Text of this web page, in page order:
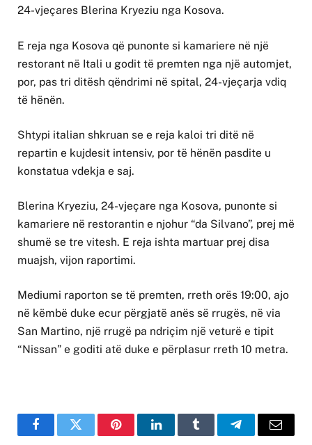
24-vjeçares Blerina Kryeziu nga Kosova.
E reja nga Kosova që punonte si kamariere në një
restorant në Itali u godit të premten nga një automjet,
por, pas tri ditësh qëndrimi në spital, 24-vjeçarja vdiq
të hënën.
Shtypi italian shkruan se e reja kaloi tri ditë në
repartin e kujdesit intensiv, por të hënën pasdite u
konstatua vdekja e saj.
Blerina Kryeziu, 24-vjeçare nga Kosova, punonte si
kamariere në restorantin e njohur “da Silvano”, prej më
shumë se tre vitesh. E reja ishta martuar prej disa
muajsh, vijon raportimi.
Mediumi raporton se të premten, rreth orës 19:00, ajo
në këmbë duke ecur përgjatë anës së rrugës, në via
San Martino, një rrugë pa ndriçim një veturë e tipit
“Nissan” e goditi atë duke e përplasur rreth 10 metra.
FacebookTwitter PinterestLinkedInTumblr TelegramEmail